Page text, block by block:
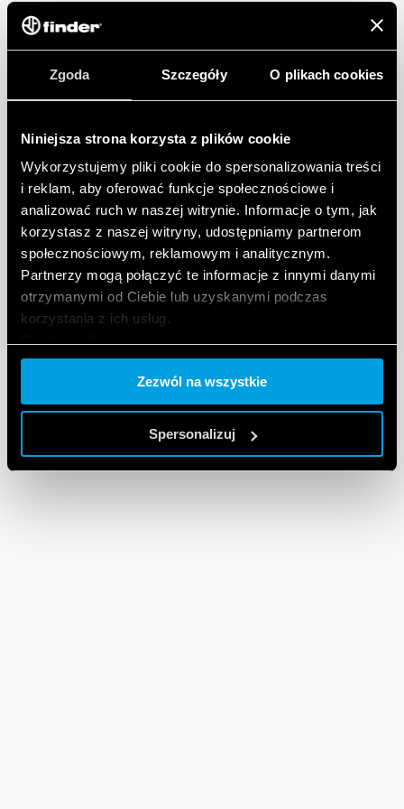
Zgoda Szczegóły O plikach cookies
Niniejsza strona korzysta z plików cookie
Wykorzystujemy pliki cookie do spersonalizowania treści
i reklam, aby oferować funkcje społecznościowe i
analizować ruch w naszej witrynie. Informacje o tym, jak
korzystasz z naszej witryny, udostępniamy partnerom
społecznościowym, reklamowym i analitycznym.
Partnerzy mogą połączyć te informacje z innymi danymi
otrzymanymi od Ciebie lub uzyskanymi podczas
korzystania z ich usług.
Zezwól na wszystkie
Spersonalizuj